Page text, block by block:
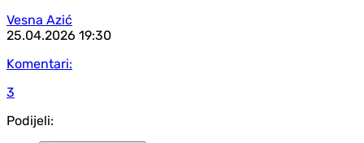
Vesna Azić
25.04.2026 19:30
Komentari:
3
Podijeli: